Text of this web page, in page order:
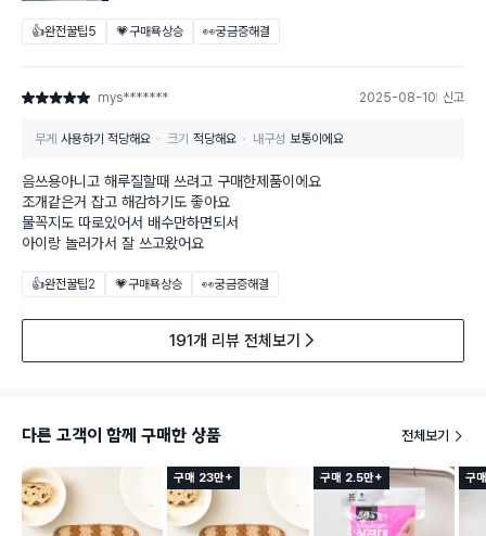
👍완전꿀팁5 💗구매욕상승 👀궁금증해결
별점 5점 mys******* 2025-08-10 신고
무게 사용하기 적당해요 크기 적당해요 내구성 보통이에요
음쓰용아니고 해루질할때 쓰려고 구매한제품이에요
조개같은거 잡고 해감하기도 좋아요
물꼭지도 따로있어서 배수만하면되서
아이랑 놀러가서 잘 쓰고왔어요
👍완전꿀팁2 💗구매욕상승 👀궁금증해결
191개 리뷰 전체보기
다른 고객이 함께 구매한 상품 전체보기
구매 23만+ 구매 2.5만+ 구